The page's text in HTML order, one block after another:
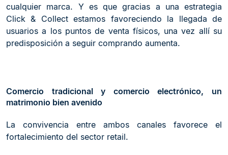
cualquier marca. Y es que gracias a una estrategia
Click & Collect estamos favoreciendo la llegada de
usuarios a los puntos de venta físicos, una vez allí su
predisposición a seguir comprando aumenta.
Comercio tradicional y comercio electrónico, un
matrimonio bien avenido
La convivencia entre ambos canales favorece el
fortalecimiento del sector retail.